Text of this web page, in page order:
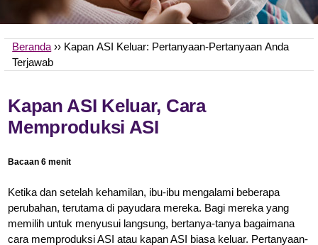
Beranda ›› Kapan ASI Keluar: Pertanyaan-Pertanyaan Anda
Terjawab
Kapan ASI Keluar, Cara
Memproduksi ASI
Bacaan 6 menit
Ketika dan setelah kehamilan, ibu-ibu mengalami beberapa
perubahan, terutama di payudara mereka. Bagi mereka yang
memilih untuk menyusui langsung, bertanya-tanya bagaimana
cara memproduksi ASI atau kapan ASI biasa keluar. Pertanyaan-